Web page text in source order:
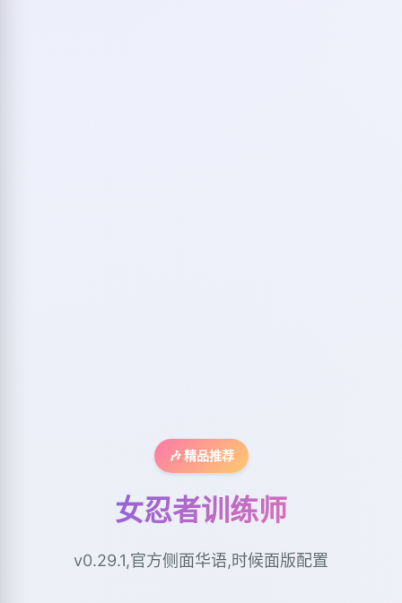
🎶 精品推荐
女忍者训练师
v0.29.1,官方侧面华语,时候面版配置